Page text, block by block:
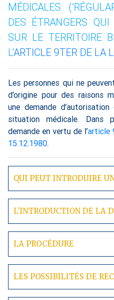
MÉDICALES
DES ÉTRANGERS
SUR LE TERRITOIRE
L’ARTICLE 9TER DE LA
Les personnes qui ne
d’origine pour des raisons
une demande
situation médicale. Dans
demande en vertu de l’article
15.12.1980.
QUI PEUT INTRODUIRE
L’INTRODUCTION DE LA
LA PROCÉDURE
LES POSSIBILITÉS DE